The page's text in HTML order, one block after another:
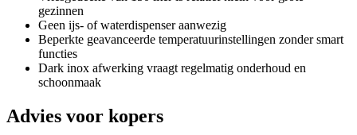
gezinnen
Geen ijs- of waterdispenser aanwezig
Beperkte geavanceerde temperatuurinstellingen zonder smart
functies
Dark inox afwerking vraagt regelmatig onderhoud en
schoonmaak
Advies voor kopers